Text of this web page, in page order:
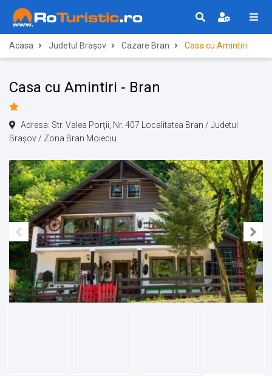
Acasa Judetul Brașov Cazare Bran Casa cu Amintiri
Casa cu Amintiri - Bran
Adresa: Str. Valea Porţii, Nr. 407 Localitatea Bran / Judetul
Brașov / Zona Bran Moieciu